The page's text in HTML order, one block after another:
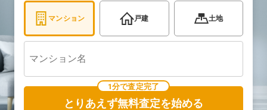
マンション 戸建 土地
1分で査定完了
とりあえず無料査定を始める